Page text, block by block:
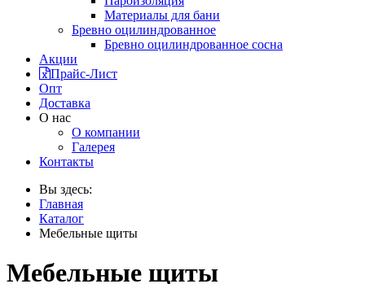
Материалы для бани
Бревно оцилиндрованное
Бревно оцилиндрованное сосна
Акции
Прайс-Лист
Опт
Доставка
О нас
О компании
Галерея
Контакты
Вы здесь:
Главная
Каталог
Мебельные щиты
Мебельные щиты